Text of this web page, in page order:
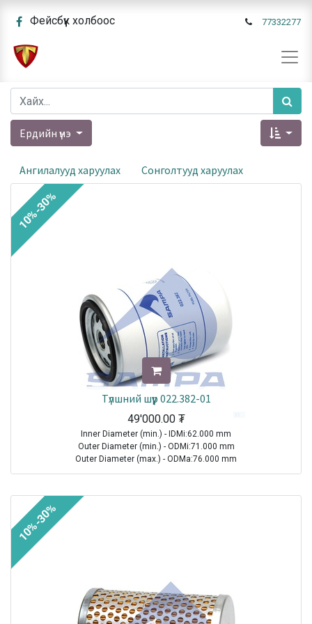
Фейсбүүк холбоос 77332277
Ердийн үнэ
Ангилалууд харуулах Сонголтууд харуулах
Түлшний шүүр 022.382-01
49'000.00₮
Inner Diameter (min.) - IDMi:62.000 mm
Outer Diameter (min.) - ODMi:71.000 mm
Outer Diameter (max.) - ODMa:76.000 mm
Height - H:124.000 mm
10%-30%
10%-30%